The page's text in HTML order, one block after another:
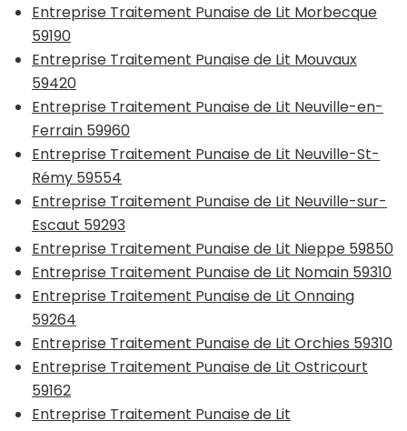
Entreprise Traitement Punaise de Lit Morbecque
59190
Entreprise Traitement Punaise de Lit Mouvaux
59420
Entreprise Traitement Punaise de Lit Neuville-en-
Ferrain 59960
Entreprise Traitement Punaise de Lit Neuville-St-
Rémy 59554
Entreprise Traitement Punaise de Lit Neuville-sur-
Escaut 59293
Entreprise Traitement Punaise de Lit Nieppe 59850
Entreprise Traitement Punaise de Lit Nomain 59310
Entreprise Traitement Punaise de Lit Onnaing
59264
Entreprise Traitement Punaise de Lit Orchies 59310
Entreprise Traitement Punaise de Lit Ostricourt
59162
Entreprise Traitement Punaise de Lit